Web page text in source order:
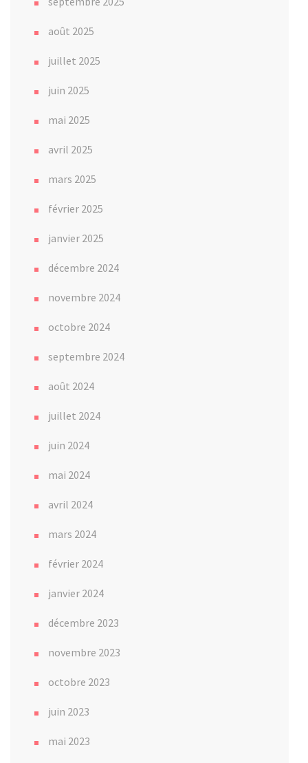
août 2025
juillet 2025
juin 2025
mai 2025
avril 2025
mars 2025
février 2025
janvier 2025
décembre 2024
novembre 2024
octobre 2024
septembre 2024
août 2024
juillet 2024
juin 2024
mai 2024
avril 2024
mars 2024
février 2024
janvier 2024
décembre 2023
novembre 2023
octobre 2023
juin 2023
mai 2023